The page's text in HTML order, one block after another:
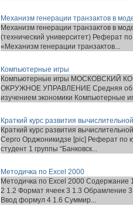
Механизм генерации транзактов в
Механизм генерации транзактов в
(технический университет) Реферат
«Механизм генерации транзактов...
Компьютерные игры
Компьютерные игры МОСКОВСКИЙ
ОКРУЖНОЕ УПРАВЛЕНИЕ Средняя
изучением экономики Компьютерные
Краткий курс развития
Краткий курс развития
Серго Орджоникидзе [pic] Реферат по
студент 1 группы “Банковск...
Методичка по Excel 2000
Методичка по Excel 2000
2 1.2 Формат ячеек 3 1.3 Обрамление
Ввод формул 4 1.6 Суммир...